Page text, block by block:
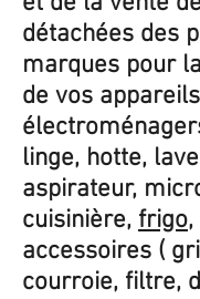
détachées des
marques pour
de vos appareils
linge, hotte,
aspirateur,
cuisinière, frigo
accessoires (
courroie, filtre,